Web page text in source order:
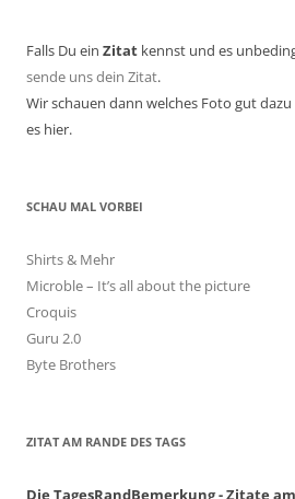
Falls Du ein Zitat kennst und es
sende uns dein Zitat.
Wir schauen dann welches Foto gut
es hier.
SCHAU MAL VORBEI
Shirts & Mehr
Microble – It’s all about the picture
Croquis
Guru 2.0
Byte Brothers
ZITAT AM RANDE DES TAGS
Die TagesRandBemerkung - Zitate